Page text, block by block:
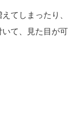
てしまったり、
て、見た目が可